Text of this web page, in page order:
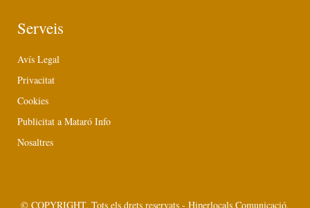
Serveis
Avís Legal
Privacitat
Cookies
Publicitat a Mataró Info
Nosaltres
© COPYRIGHT. Tots els drets reservats - Hiperlocals Comunicació.